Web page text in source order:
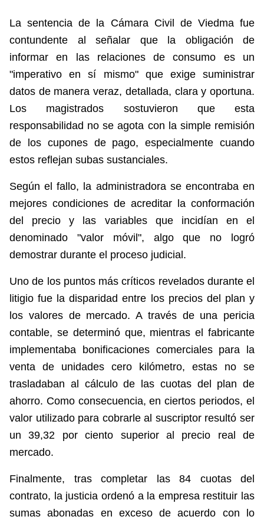
La sentencia de la Cámara Civil de Viedma fue
contundente al señalar que la obligación de
informar en las relaciones de consumo es un
"imperativo en sí mismo" que exige suministrar
datos de manera veraz, detallada, clara y oportuna.
Los magistrados sostuvieron que esta
responsabilidad no se agota con la simple remisión
de los cupones de pago, especialmente cuando
estos reflejan subas sustanciales.
Según el fallo, la administradora se encontraba en
mejores condiciones de acreditar la conformación
del precio y las variables que incidían en el
denominado "valor móvil", algo que no logró
demostrar durante el proceso judicial.
Uno de los puntos más críticos revelados durante el
litigio fue la disparidad entre los precios del plan y
los valores de mercado. A través de una pericia
contable, se determinó que, mientras el fabricante
implementaba bonificaciones comerciales para la
venta de unidades cero kilómetro, estas no se
trasladaban al cálculo de las cuotas del plan de
ahorro. Como consecuencia, en ciertos periodos, el
valor utilizado para cobrarle al suscriptor resultó ser
un 39,32 por ciento superior al precio real de
mercado.
Finalmente, tras completar las 84 cuotas del
contrato, la justicia ordenó a la empresa restituir las
sumas abonadas en exceso de acuerdo con lo